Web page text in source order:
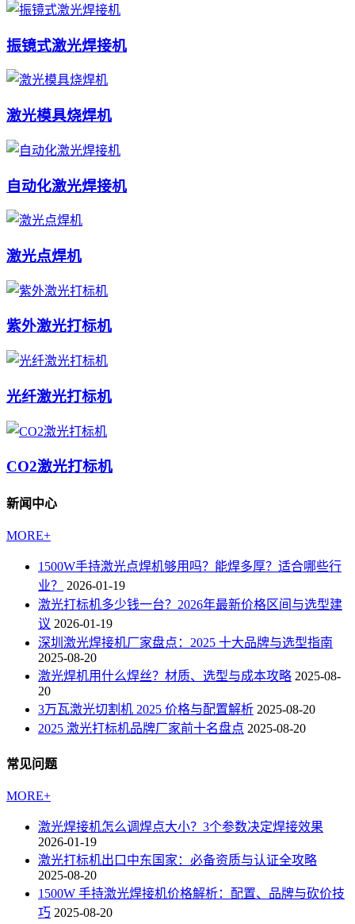
振镜式激光焊接机
激光模具烧焊机
自动化激光焊接机
激光点焊机
紫外激光打标机
光纤激光打标机
CO2激光打标机
新闻中心
MORE+
1500W手持激光点焊机够用吗？能焊多厚？适合哪些行
业？
2026-01-19
激光打标机多少钱一台？2026年最新价格区间与选型建
议 2026-01-19
深圳激光焊接机厂家盘点：2025 十大品牌与选型指南
2025-08-20
激光焊机用什么焊丝？材质、选型与成本攻略 2025-08-
20
3万瓦激光切割机 2025 价格与配置解析 2025-08-20
2025 激光打标机品牌厂家前十名盘点 2025-08-20
常见问题
MORE+
激光焊接机怎么调焊点大小？3个参数决定焊接效果
2026-01-19
激光打标机出口中东国家：必备资质与认证全攻略
2025-08-20
1500W 手持激光焊接机价格解析：配置、品牌与砍价技
巧 2025-08-20